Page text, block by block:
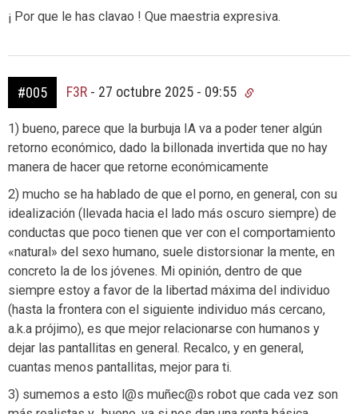
¡ Por que le has clavao ! Que maestria expresiva.
#005 F3R - 27 octubre 2025 - 09:55
1) bueno, parece que la burbuja IA va a poder tener algún
retorno económico, dado la billonada invertida que no hay
manera de hacer que retorne económicamente
2) mucho se ha hablado de que el porno, en general, con su
idealización (llevada hacia el lado más oscuro siempre) de
conductas que poco tienen que ver con el comportamiento
«natural» del sexo humano, suele distorsionar la mente, en
concreto la de los jóvenes. Mi opinión, dentro de que
siempre estoy a favor de la libertad máxima del individuo
(hasta la frontera con el siguiente individuo más cercano,
a.k.a prójimo), es que mejor relacionarse con humanos y
dejar las pantallitas en general. Recalco, y en general,
cuantas menos pantallitas, mejor para ti.
3) sumemos a esto l@s muñec@s robot que cada vez son